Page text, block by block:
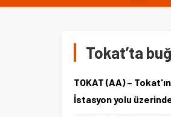
Tokat’ta
TOKAT (AA) –
İstasyon yolu